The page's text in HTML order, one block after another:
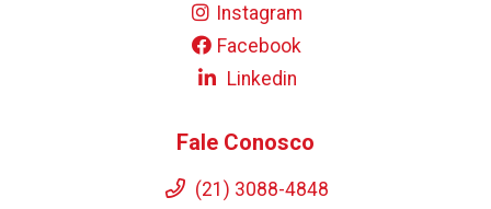
Instagram
Facebook
Linkedin
Fale Conosco
(21) 3088-4848